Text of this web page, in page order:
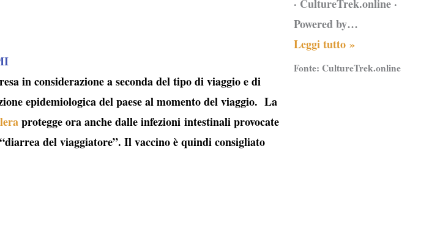
in considerazione a seconda del tipo di viaggio e di
epidemiologica del paese al momento del viaggio. La
protegge ora anche dalle infezioni intestinali provocate
diarrea del viaggiatore”. Il vaccino è quindi consigliato
· CultureTrek.online ·
Powered by…
Leggi tutto »
Fonte:CultureTrek.online